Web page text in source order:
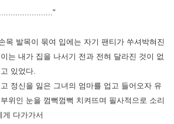
목 발목이 묶여 입에는 자기 팬티가 쑤셔박혀진
는 내가 집을 나서기 전과 전혀 달라진 것이 없
있었다.
정신을 잃은 그녀의 엄마를 업고 들어오자 유
위인 눈을 껌뻑껌뻑 치켜뜨며 필사적으로 소리
게 다가가서